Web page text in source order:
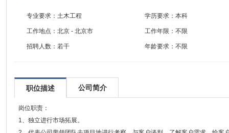
专业要求： 土木工程 学历要求： 本科
工作地点： 北京 - 北京市 工作年限： 不限
招聘人数： 若干 年龄要求： 不限
职位描述 公司简介
岗位职责：
1、独立进行市场拓展。